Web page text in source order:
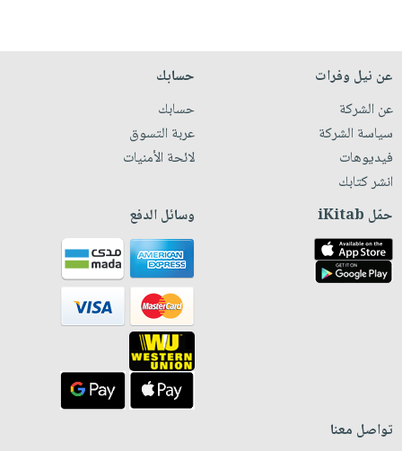
عن نيل وفرات
عن الشركة
سياسة الشركة
فيديوهات
انشر كتابك
حسابك
حسابك
عربة التسوق
لائحة الأمنيات
حمّل iKitab وسائل الدفع
تواصل معنا